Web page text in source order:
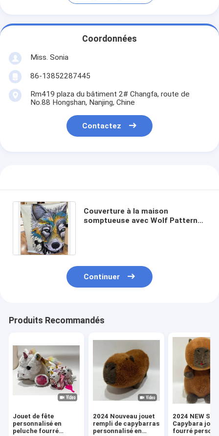
Coordonnées
Miss. Sonia
86-13852287445
Rm419 plaza du bâtiment 2# Changfa, route de
No.88 Hongshan, Nanjing, Chine
Contactez
Couverture à la maison
somptueuse avec Wolf Pattern
Continuer
Produits Recommandés
Jouet de fête
personnalisé en
peluche fourré
2024 Nouveau jouet
rempli de capybarras
personnalisé en
2024 NEW
Capybara
fourré